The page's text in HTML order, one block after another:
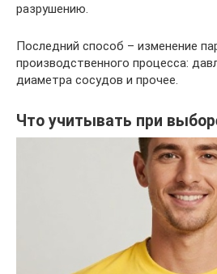
разрушению.
Последний способ – изменение
производственного процесса:
диаметра сосудов и прочее.
Что учитывать при